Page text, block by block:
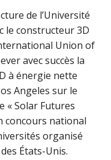
de l’Université
le constructeur 3D
Union of
avec succès la
à énergie nette
Angeles sur le
« Solar Futures
concours national
organisé
États-Unis.